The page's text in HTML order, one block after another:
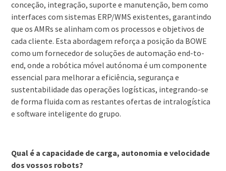
conceção, integração, suporte e manutenção, bem como
interfaces com sistemas ERP/WMS existentes, garantindo
que os AMRs se alinham com os processos e objetivos de
cada cliente. Esta abordagem reforça a posição da BOWE
como um fornecedor de soluções de automação end-to-
end, onde a robótica móvel autónoma é um componente
essencial para melhorar a eficiência, segurança e
sustentabilidade das operações logísticas, integrando-se
de forma fluida com as restantes ofertas de intralogística
e software inteligente do grupo.
Qual é a capacidade de carga, autonomia e velocidade
dos vossos robots?